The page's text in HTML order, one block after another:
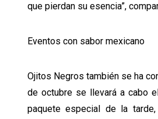
que pierdan su esencia”,
Eventos con sabor mexicano
Ojitos Negros también se ha
de octubre se llevará a cabo
paquete especial de la